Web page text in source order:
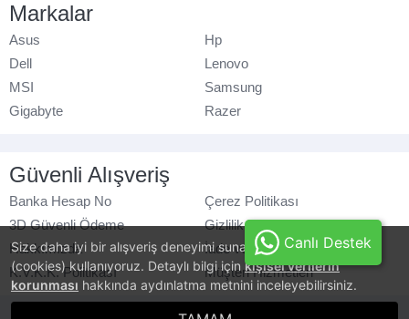
Size daha iyi bir alışveriş deneyimi sunabilmek için, çerezler
(cookies) kullanıyoruz. Detaylı bilgi için kişisel verilerin
korunması hakkında aydınlatma metnini inceleyebilirsiniz.
Markalar
Asus
Hp
Dell
Lenovo
MSI
Samsung
Gigabyte
Razer
Güvenli Alışveriş
Banka Hesap No
Çerez Politikası
3D Güvenli Ödeme
Gizlilik Politikası
Hakkımızda
İade ve Değişim
K.V.K.K. Politikası
Müşteri Hizmetleri
© azaraks.com.tr - Tüm hakları saklıdır.
Canlı Destek